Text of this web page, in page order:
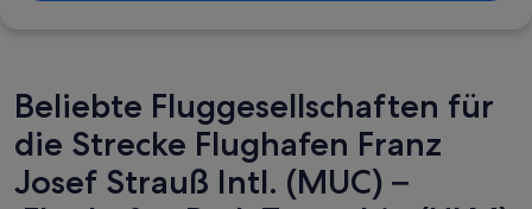
Beliebte Fluggesellschaften für
die Strecke Flughafen Franz
Josef Strauß Intl. (MUC) –